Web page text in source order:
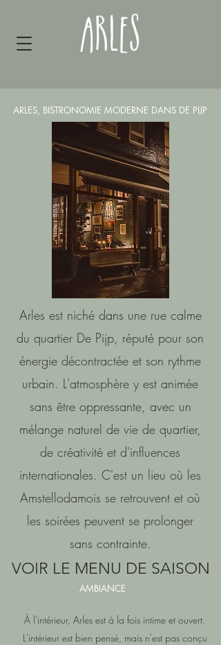
ARLES, BISTRONOMIE MODERNE DANS DE PIJP
Arles est niché dans une rue calme
du quartier De Pijp, réputé pour son
énergie décontractée et son rythme
urbain. L'atmosphère y est animée
sans être oppressante, avec un
mélange naturel de vie de quartier,
de créativité et d'influences
internationales. C'est un lieu où les
Amstellodamois se retrouvent et où
les soirées peuvent se prolonger
sans contrainte.
VOIR LE MENU DE SAISON
AMBIANCE
À l'intérieur, Arles est à la fois intime et ouvert.
L'intérieur est bien pensé, mais n'est pas conçu